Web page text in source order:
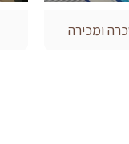
ומכירה